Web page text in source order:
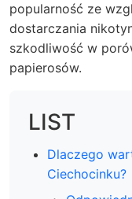
popularność ze
dostarczania
szkodliwość w
papierosów.
LIST
Dlaczego
Ciechocinku?